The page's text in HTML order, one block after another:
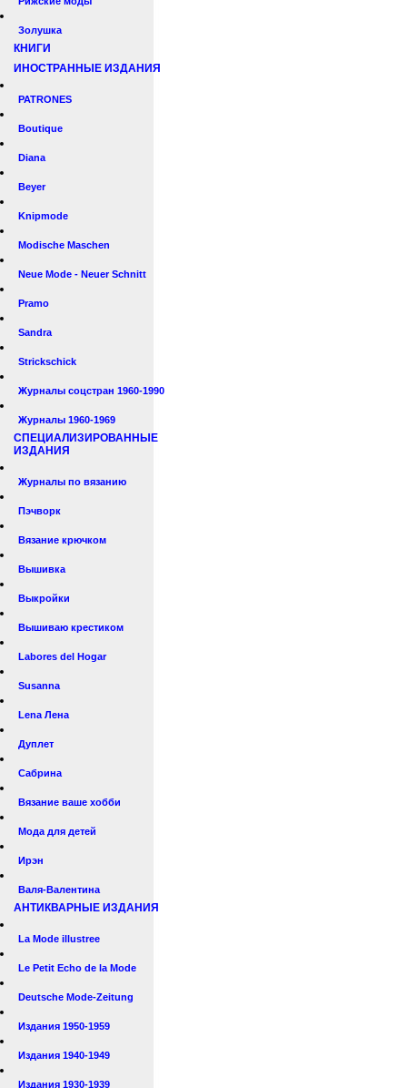
Золушка
КНИГИ
ИНОСТРАННЫЕ ИЗДАНИЯ
PATRONES
Boutique
Diana
Beyer
Knipmode
Modische Maschen
Neue Mode - Neuer Schnitt
Pramo
Sandra
Strickschick
Журналы соцстран 1960-1990
Журналы 1960-1969
СПЕЦИАЛИЗИРОВАННЫЕ
ИЗДАНИЯ
Журналы по вязанию
Пэчворк
Вязание крючком
Вышивка
Выкройки
Вышиваю крестиком
Labores del Hogar
Susanna
Lena Лена
Дуплет
Сабрина
Вязание ваше хобби
Мода для детей
Ирэн
Валя-Валентина
АНТИКВАРНЫЕ ИЗДАНИЯ
La Mode illustree
Le Petit Echo de la Mode
Deutsche Mode-Zeitung
Издания 1950-1959
Издания 1940-1949
Издания 1930-1939